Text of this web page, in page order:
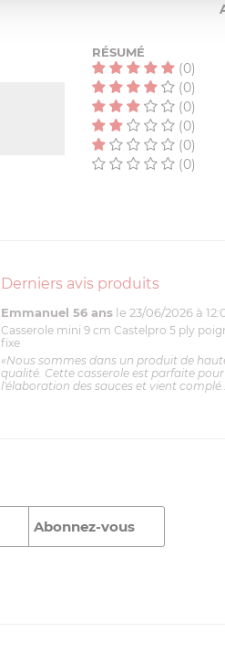
RÉSUMÉ
(0)
(0)
(0)
(0)
(0)
(0)
Derniers avis produits
Emmanuel 56 ans le 23/06/2026 à
Casserole mini 9 cm Castelpro 5 ply
fixe
«Nous sommes dans un produit de
qualité. Cette casserole est parfaite pour
l'élaboration des sauces et vient